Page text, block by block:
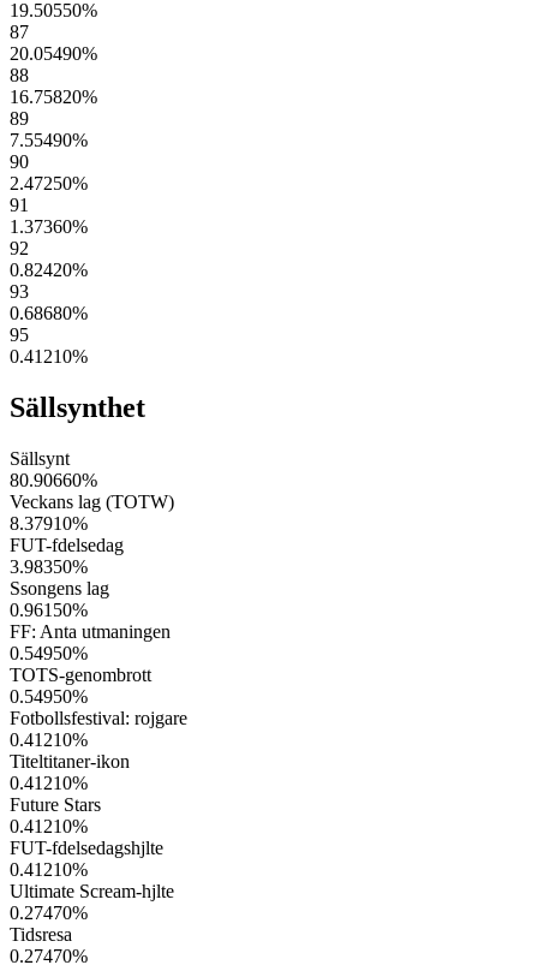
19.50550%
87
20.05490%
88
16.75820%
89
7.55490%
90
2.47250%
91
1.37360%
92
0.82420%
93
0.68680%
95
0.41210%
Sällsynthet
Sällsynt
80.90660%
Veckans lag (TOTW)
8.37910%
FUT-fdelsedag
3.98350%
Ssongens lag
0.96150%
FF: Anta utmaningen
0.54950%
TOTS-genombrott
0.54950%
Fotbollsfestival: rojgare
0.41210%
Titeltitaner-ikon
0.41210%
Future Stars
0.41210%
FUT-fdelsedagshjlte
0.41210%
Ultimate Scream-hjlte
0.27470%
Tidsresa
0.27470%